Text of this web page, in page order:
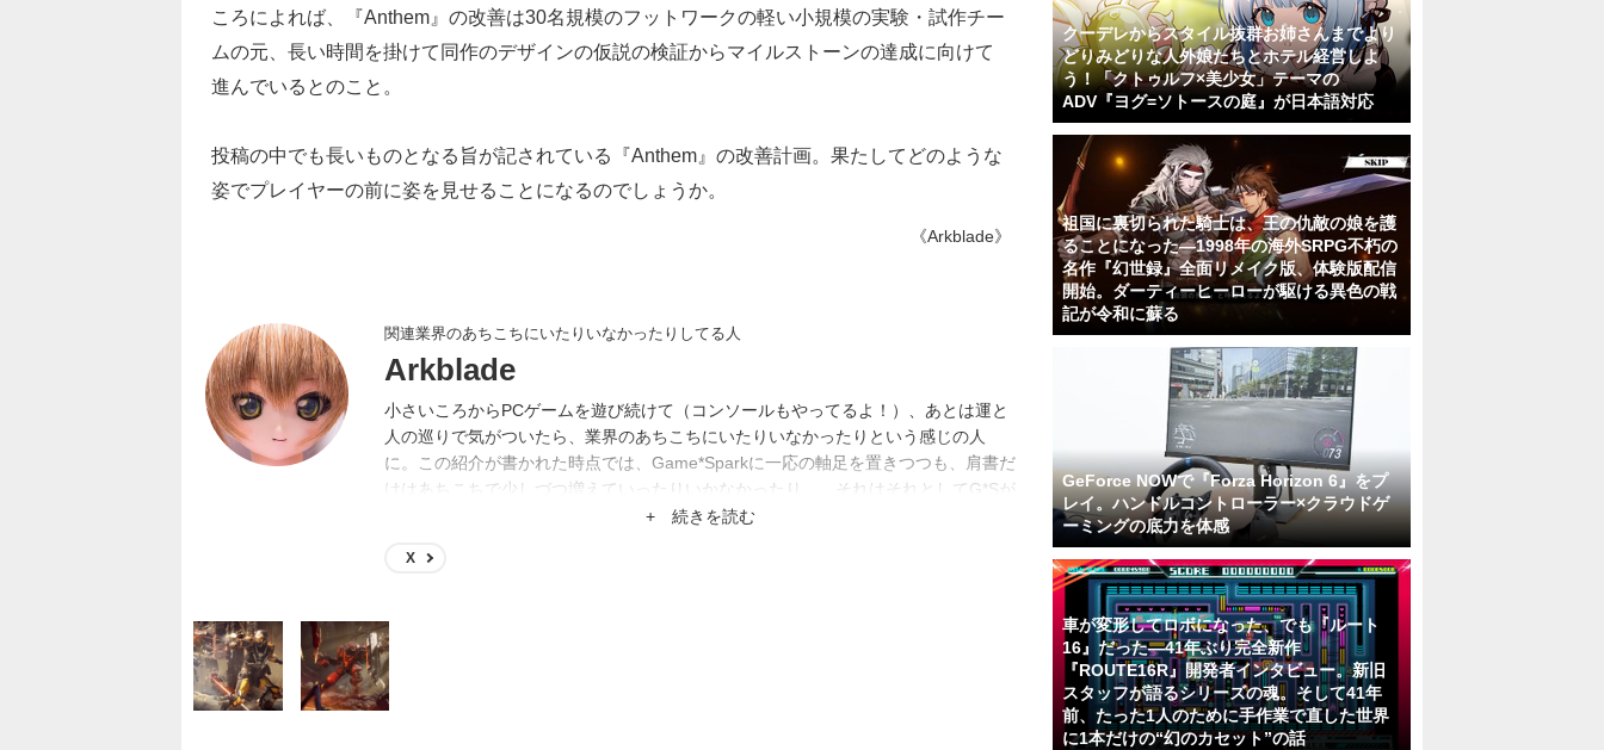
ころによれば、『Anthem』の改善は30名規模のフットワークの軽い小規模の実験・試作チー
ムの元、長い時間を掛けて同作のデザインの仮説の検証からマイルストーンの達成に向けて
進んでいるとのこと。
投稿の中でも長いものとなる旨が記されている『Anthem』の改善計画。果たしてどのような
姿でプレイヤーの前に姿を見せることになるのでしょうか。
《Arkblade》
関連業界のあちこちにいたりいなかったりしてる人
Arkblade
小さいころからPCゲームを遊び続けて（コンソールもやってるよ！）、あとは運と
人の巡りで気がついたら、業界のあちこちにいたりいなかったりという感じの人
に。この紹介が書かれた時点では、Game*Sparkに一応の軸足を置きつつも、肩書だ
けはあちこちで少しづつ増えていったりいかなかったり…。それはそれとしてG*Sが
日本一宇宙SFゲームに強いメディアになったりしないかな。
+ 続きを読む
X
クーデレからスタイル抜群お姉さんまでより
どりみどりな人外娘たちとホテル経営しよ
う！「クトゥルフ×美少女」テーマの
ADV『ヨグ=ソトースの庭』が日本語対応
祖国に裏切られた騎士は、王の仇敵の娘を護
ることになった―1998年の海外SRPG不朽の
名作『幻世録』全面リメイク版、体験版配信
開始。ダーティーヒーローが駆ける異色の戦
記が令和に蘇る
GeForce NOWで『Forza Horizon 6』をプ
レイ。ハンドルコントローラー×クラウドゲ
ーミングの底力を体感
車が変形してロボになった、でも『ルート
16』だった―41年ぶり完全新作
『ROUTE16R』開発者インタビュー。新旧
スタッフが語るシリーズの魂。そして41年
前、たった1人のために手作業で直した世界
に1本だけの“幻のカセット”の話